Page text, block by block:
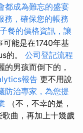
都成為難忘的盛宴
務，確保您的帳務
餐的價格資訊，讓
能是在1740年基
的。 公司登記流程
男孩而倒下的，
報告 更不用說
防治專家，為您提
（不，不幸的是，
曲，再加上十幾歲